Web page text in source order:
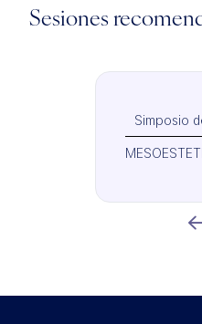
Sesiones
Simposio